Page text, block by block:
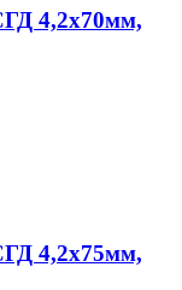
4,2х70мм,
4,2х75мм,